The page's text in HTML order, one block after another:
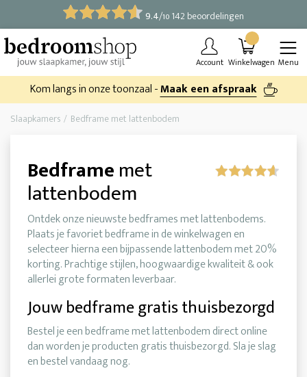
9.4/10 142 beoordelingen
Account Winkelwagen Menu
Kom langs in onze toonzaal -Maak een afspraak
Slaapkamers Bedframe met lattenbodem
Bedframemet
lattenbodem
Ontdek onze nieuwste bedframes met lattenbodems.
Plaats je favoriet bedframe in de winkelwagen en
selecteer hierna een bijpassende lattenbodem met 20%
korting. Prachtige stijlen, hoogwaardige kwaliteit & ook
allerlei grote formaten leverbaar.
Jouw bedframe gratis thuisbezorgd
Bestel je een bedframe met lattenbodem direct online
dan worden je producten gratis thuisbezorgd. Sla je slag
en bestel vandaag nog.